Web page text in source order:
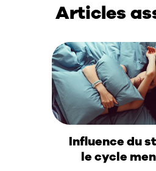
Articles
Influence du
le cycle